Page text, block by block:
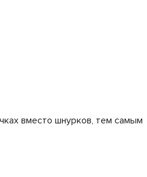
вместо шнурков, тем самым